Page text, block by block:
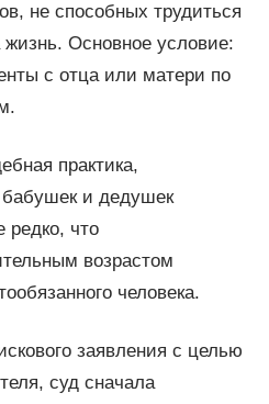
не способных трудиться
Основное условие:
с отца или матери по
практика,
бабушек и дедушек
редко, что
возрастом
человека.
заявления с целью
суд сначала